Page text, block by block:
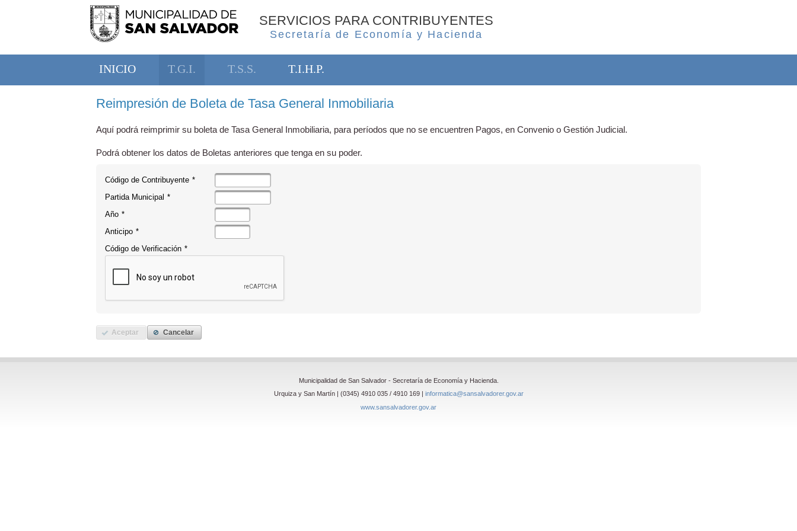
SERVICIOS PARA CONTRIBUYENTES
Secretaría de Economía y Hacienda
INICIO T.G.I. T.S.S. T.I.H.P.
Reimpresión de Boleta de Tasa General Inmobiliaria
Aquí podrá reimprimir su boleta de Tasa General Inmobiliaria, para períodos que no se encuentren Pagos, en Convenio o Gestión Judicial.
Podrá obtener los datos de Boletas anteriores que tenga en su poder.
Código de Contribuyente *
Partida Municipal *
Año *
Anticipo *
Código de Verificación *
Aceptar Cancelar
Municipalidad de San Salvador - Secretaría de Economía y Hacienda.
Urquiza y San Martín | (0345) 4910 035 / 4910 169 | informatica@sansalvadorer.gov.ar
www.sansalvadorer.gov.ar